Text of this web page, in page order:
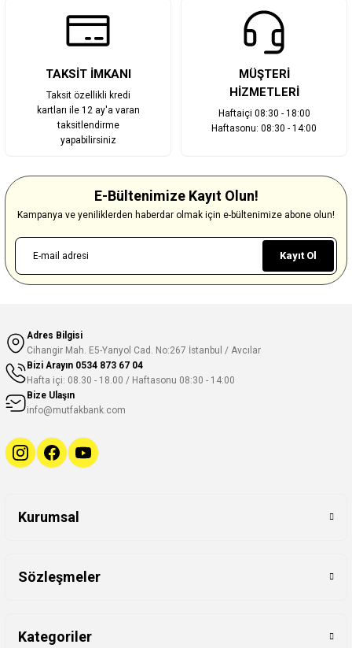
TAKSİT İMKANI
Taksit özellikli kredi
kartları ile 12 ay'a varan
taksitlendirme
yapabilirsiniz
MÜŞTERİ
HİZMETLERİ
Haftaiçi 08:30 - 18:00
Haftasonu: 08:30 - 14:00
E-Bültenimize Kayıt Olun!
Kampanya ve yeniliklerden haberdar olmak için e-bültenimize abone olun!
Kayıt Ol
Adres Bilgisi
Cihangir Mah. E5-Yanyol Cad. No:267 İstanbul / Avcılar
Bizi Arayın 0534 873 67 04
Hafta içi: 08.30 - 18.00 / Haftasonu 08:30 - 14:00
Bize Ulaşın
info@mutfakbank.com
Kurumsal
Sözleşmeler
Kategoriler